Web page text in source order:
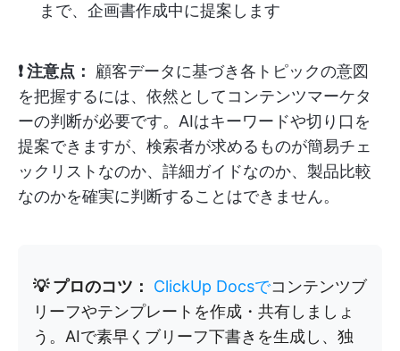
まで、企画書作成中に提案します
❗ 注意点：
顧客データに基づき各トピックの意図
を把握するには、依然としてコンテンツマーケタ
ーの判断が必要です。AIはキーワードや切り口を
提案できますが、検索者が求めるものが簡易チェ
ックリストなのか、詳細ガイドなのか、製品比較
なのかを確実に判断することはできません。
💡 プロのコツ： ClickUp Docsでコンテンツブ
リーフやテンプレートを作成・共有しましょ
う。AIで素早くブリーフ下書きを生成し、独